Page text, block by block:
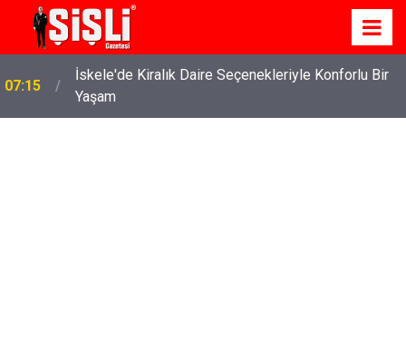
07:15
İskele'de Kiralık Daire Seçenekleriyle Konforlu Bir
Yaşam